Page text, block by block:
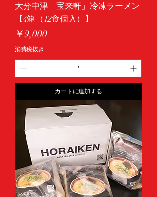
大分中津「宝来軒」冷凍ラーメン
【4箱（12食個入）】
価格
￥9,000
消費税抜き
カートに追加する